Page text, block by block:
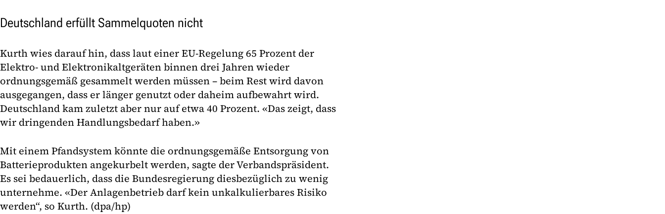
Deutschland erfüllt Sammelquoten nicht
Kurth wies darauf hin, dass laut einer EU-Regelung 65 Prozent der
Elektro- und Elektronikaltgeräten binnen drei Jahren wieder
ordnungsgemäß gesammelt werden müssen – beim Rest wird davon
ausgegangen, dass er länger genutzt oder daheim aufbewahrt wird.
Deutschland kam zuletzt aber nur auf etwa 40 Prozent. «Das zeigt, dass
wir dringenden Handlungsbedarf haben.»
Mit einem Pfandsystem könnte die ordnungsgemäße Entsorgung von
Batterieprodukten angekurbelt werden, sagte der Verbandspräsident.
Es sei bedauerlich, dass die Bundesregierung diesbezüglich zu wenig
unternehme. «Der Anlagenbetrieb darf kein unkalkulierbares Risiko
werden“, so Kurth. (dpa/hp)